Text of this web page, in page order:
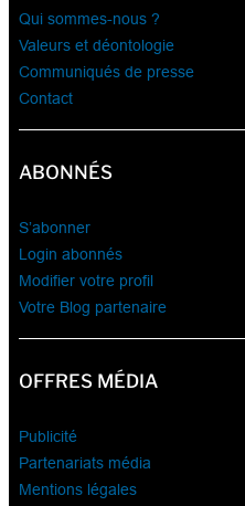
Qui sommes-nous ?
Valeurs et déontologie
Communiqués de presse
Contact
ABONNÉS
S’abonner
Login abonnés
Modifier votre profil
Votre Blog partenaire
OFFRES MÉDIA
Publicité
Partenariats média
Mentions légales